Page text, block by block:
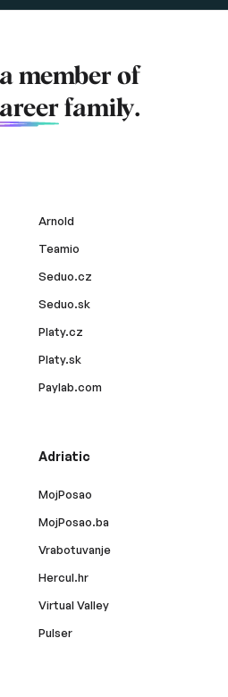
member of
family.
Arnold
Teamio
Seduo.cz
Seduo.sk
Platy.cz
Platy.sk
Paylab.com
Adriatic
MojPosao
MojPosao.ba
Vrabotuvanje
Hercul.hr
Virtual Valley
Pulser